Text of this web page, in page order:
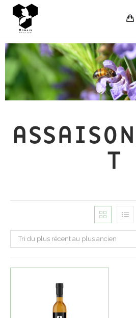
T
Tri du plus récent au plus ancien